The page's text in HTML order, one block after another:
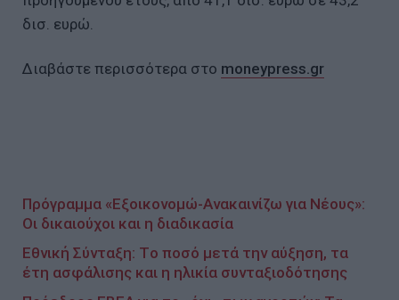
δισ. ευρώ.
Διαβάστε περισσότερα στο moneypress.gr
Πρόγραμμα «Εξοικονομώ-Ανακαινίζω για Νέους»:
Οι δικαιούχοι και η διαδικασία
Εθνική Σύνταξη: Tο ποσό μετά την αύξηση, τα
έτη ασφάλισης και η ηλικία συνταξιοδότησης